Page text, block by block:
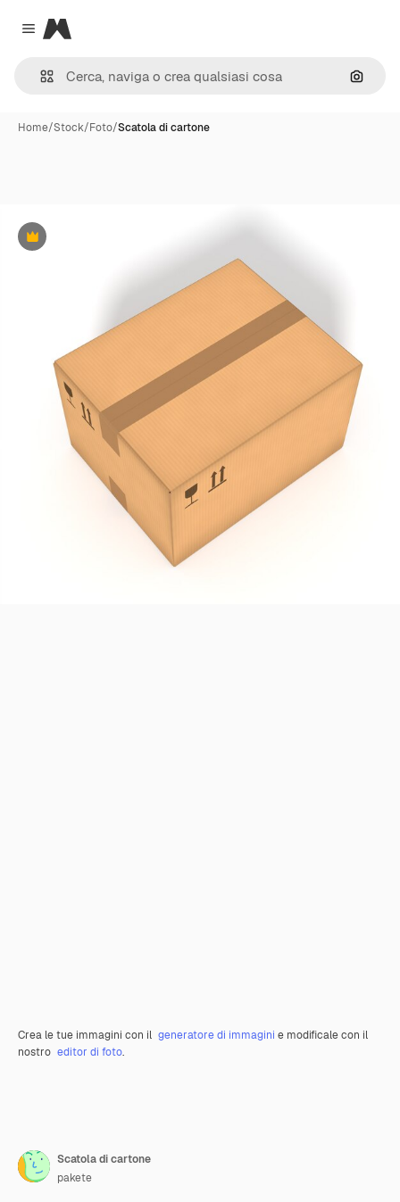
Close menu
Magnific
Cerca
Home/Stock/Foto/Scatola di cartone
Premium
Crea le tue immagini con il generatore di immagini e modificale con il
nostro editor di foto.
Scatola di cartone
pakete